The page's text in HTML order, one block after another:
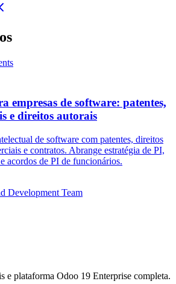
empresas de software: patentes,
e direitos autorais
de software com patentes, direitos
e contratos. Abrange estratégia de PI,
acordos de PI de funcionários.
Development Team
e plataforma Odoo 19 Enterprise completa.